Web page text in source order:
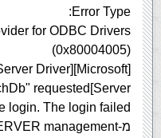
Error Type:
for ODBC Drivers
(0x80004005)
requested
login. The login failed.
מ-SQLSERVER management מתחבר לי טוב